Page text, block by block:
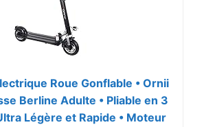
Roue Gonflable • Ornii
Berline Adulte • Pliable en 3
Légère et Rapide • Moteur